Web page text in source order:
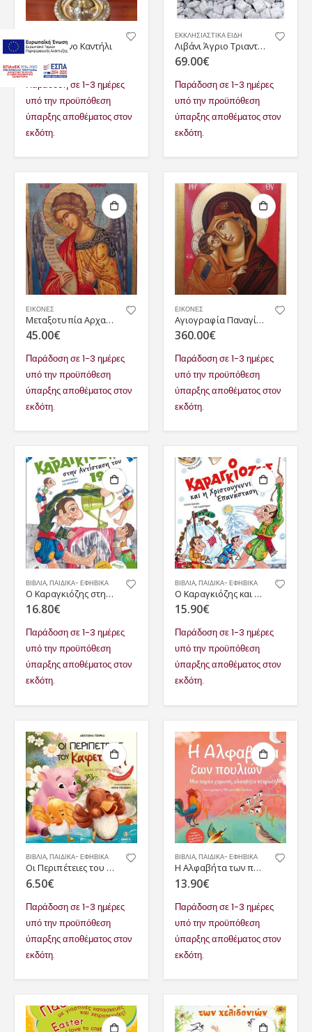
Μπρούτζινο Καντήλι
36.00€
Παράδοση σε 1-3 ημέρες
υπό την προϋπόθεση
ύπαρξης αποθέματος στον
εκδότη.
ΕΚΚΛΗΣΙΑΣΤΙΚΑ ΕΙΔΗ
Λιβάνι Άγριο Τριαντάφυλλο
69.00€
Παράδοση σε 1-3 ημέρες
υπό την προϋπόθεση
ύπαρξης αποθέματος στον
εκδότη.
ΕΙΚΟΝΕΣ
Μεταξοτυπία Αρχαγγέλου Γαβριήλ
45.00€
Παράδοση σε 1-3 ημέρες
υπό την προϋπόθεση
ύπαρξης αποθέματος στον
εκδότη.
ΕΙΚΟΝΕΣ
Αγιογραφία Παναγίας Γλυκοφιλούσας
360.00€
Παράδοση σε 1-3 ημέρες
υπό την προϋπόθεση
ύπαρξης αποθέματος στον
εκδότη.
ΒΙΒΛΙΑ,ΠΑΙΔΙΚΆ- ΕΦΗΒΙΚΆ
Ο Καραγκιόζης στην Αντίσταση του 1940
16.80€
Παράδοση σε 1-3 ημέρες
υπό την προϋπόθεση
ύπαρξης αποθέματος στον
εκδότη.
ΒΙΒΛΙΑ,ΠΑΙΔΙΚΆ- ΕΦΗΒΙΚΆ
Ο Καραγκιόζης και η Χριστουγεννιάτικη επανάσταση
15.90€
Παράδοση σε 1-3 ημέρες
υπό την προϋπόθεση
ύπαρξης αποθέματος στον
εκδότη.
ΒΙΒΛΙΑ,ΠΑΙΔΙΚΆ- ΕΦΗΒΙΚΆ
Οι Περιπέτειες του Καφετούλη. Ένας γενναίος φίλος!
6.50€
Παράδοση σε 1-3 ημέρες
υπό την προϋπόθεση
ύπαρξης αποθέματος στον
εκδότη.
ΒΙΒΛΙΑ,ΠΑΙΔΙΚΆ- ΕΦΗΒΙΚΆ
Η Αλφαβήτα των πουλιών
13.90€
Παράδοση σε 1-3 ημέρες
υπό την προϋπόθεση
ύπαρξης αποθέματος στον
εκδότη.